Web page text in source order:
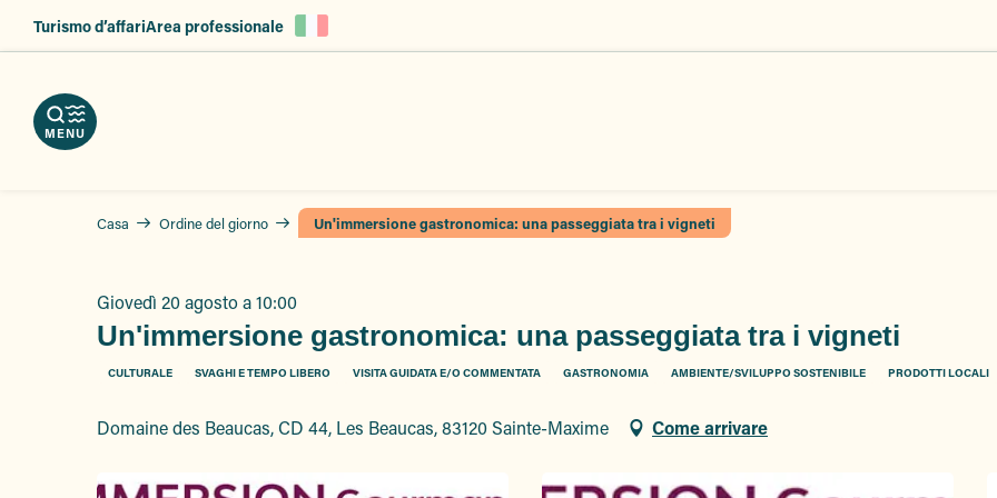
principal
Turismo d’affariArea professionale
MENU
Casa Ordine del giorno Un'immersione gastronomica: una passeggiata tra i vigneti
Giovedì 20 agosto a 10:00
Un'immersione gastronomica: una passeggiata tra i vigneti
CULTURALE SVAGHI E TEMPO LIBERO VISITA GUIDATA E/O COMMENTATA GASTRONOMIA AMBIENTE/SVILUPPO SOSTENIBILE PRODOTTI LOCALI
Domaine des Beaucas, CD 44, Les Beaucas, 83120 Sainte-Maxime Come arrivare